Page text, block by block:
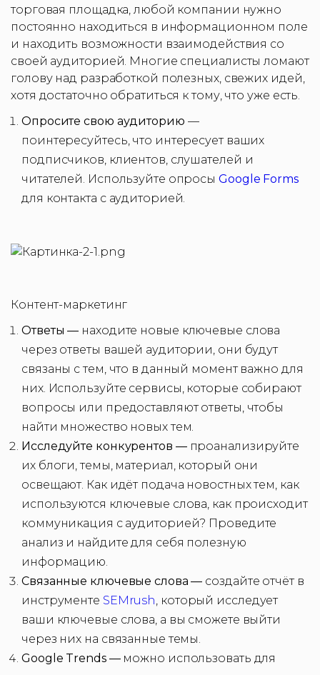
торговая площадка, любой компании нужно
постоянно находиться в информационном поле
и находить возможности взаимодействия со
своей аудиторией. Многие специалисты ломают
голову над разработкой полезных, свежих идей,
хотя достаточно обратиться к тому, что уже есть.
Опросите свою аудиторию —
поинтересуйтесь, что интересует ваших
подписчиков, клиентов, слушателей и
читателей. Используйте опросы Google Forms
для контакта с аудиторией.
Контент-маркетинг
Ответы — находите новые ключевые слова
через ответы вашей аудитории, они будут
связаны с тем, что в данный момент важно для
них. Используйте сервисы, которые собирают
вопросы или предоставляют ответы, чтобы
найти множество новых тем.
Исследуйте конкурентов —проанализируйте
их блоги, темы, материал, который они
освещают. Как идёт подача новостных тем, как
используются ключевые слова, как происходит
коммуникация с аудиторией? Проведите
анализ и найдите для себя полезную
информацию.
Связанные ключевые слова — создайте отчёт в
инструменте SEMrush, который исследует
ваши ключевые слова, а вы сможете выйти
через них на связанные темы.
Google Trends — можно использовать для